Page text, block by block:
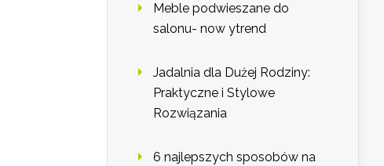
Meble podwieszane do
salonu- now ytrend
Jadalnia dla Dużej Rodziny:
Praktyczne i Stylowe
Rozwiązania
6 najlepszych sposobów na